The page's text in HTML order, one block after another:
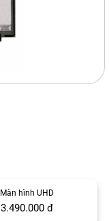
Màn hình UHD
3.490.000 đ